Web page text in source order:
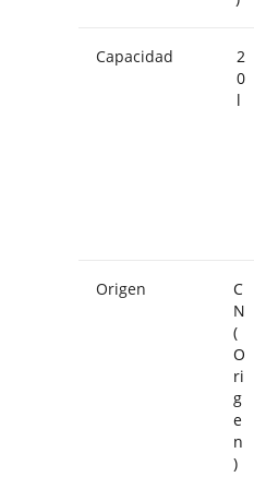
Capacidad
2
0
l
Origen
C
N
(
O
ri
g
e
n
)